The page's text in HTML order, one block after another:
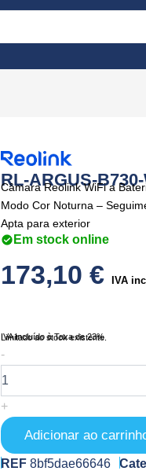
RL-ARGUS-
Câmara Reolink WiFi a
Modo Cor Noturna –
Apta para exterior
Em stock online
173,10€ IVA
IVA Incluído à Taxa de 23%
Limitado ao stock existente.
-
de
RL-
ARGUS-
B730-
+
Adicionar ao
REF8bf5dae66646